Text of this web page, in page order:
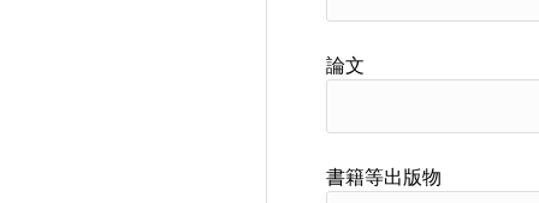
論文
書籍等出版物